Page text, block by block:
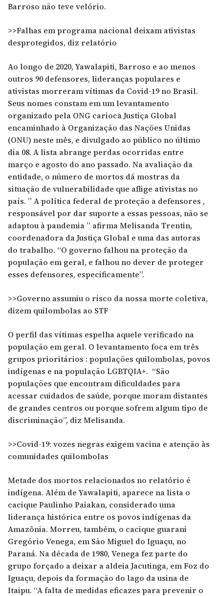
Barroso não teve velório.
>>Falhas em programa nacional deixam ativistas
desprotegidos, diz relatório
Ao longo de 2020, Yawalapiti, Barroso e ao menos
outros 90 defensores, lideranças populares e
ativistas morreram vítimas da Covid-19 no Brasil.
Seus nomes constam emum levantamento
organizado pela ONG carioca Justiça Global
encaminhado à Organização das Nações Unidas
(ONU) neste mês, e divulgado ao público no último
dia 08. A lista abrange perdas ocorridas entre
março e agosto do ano passado. Na avaliação da
entidade, o número de mortos dá mostras da
situação de vulnerabilidade que aflige ativistas no
país. ” A política federal de proteção a defensores ,
responsável por dar suporte a essas pessoas, não se
adaptou à pandemia ” afirma Melisanda Trentin,
coordenadora da Justiça Global e uma das autoras
do trabalho. “O governo falhou na proteção da
população em geral, e falhou no dever de proteger
esses defensores, especificamente”.
>>Governo assumiu o risco da nossa morte coletiva,
dizem quilombolas ao STF
O perfil das vítimas espelha aquele verificado na
população em geral. O levantamento foca em três
grupos prioritários : populações quilombolas, povos
indígenas e na população LGBTQIA+. “São
populações que encontram dificuldades para
acessar cuidados de saúde, porque moram distantes
de grandes centros ou porque sofrem algum tipo de
discriminação”, diz Melisanda.
>>Covid-19: vozes negras exigem vacina e atenção às
comunidades quilombolas
Metade dos mortos relacionados no relatório é
indígena. Além de Yawalapiti, aparece na lista o
cacique Paulinho Paiakan, considerado uma
liderança histórica entre os povos indígenas da
Amazônia. Morreu, também, o cacique guarani
Gregório Venega, em São Miguel do Iguaçu, no
Paraná. Na década de 1980, Venega fez parte do
grupo forçado a deixar a aldeia Jacutinga, em Foz do
Iguaçu, depois da formação do lago da usina de
Itaipu. “A falta de medidas eficazes para prevenir o